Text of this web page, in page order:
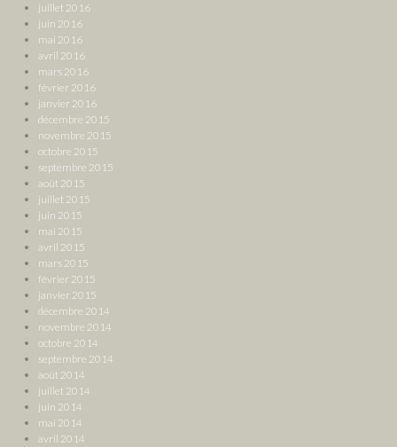
juillet 2016
juin 2016
mai 2016
avril 2016
mars 2016
février 2016
janvier 2016
décembre 2015
novembre 2015
octobre 2015
septembre 2015
août 2015
juillet 2015
juin 2015
mai 2015
avril 2015
mars 2015
février 2015
janvier 2015
décembre 2014
novembre 2014
octobre 2014
septembre 2014
août 2014
juillet 2014
juin 2014
mai 2014
avril 2014